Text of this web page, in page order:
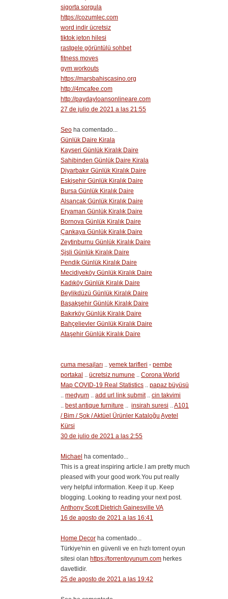
sigorta sorgula
https://cozumlec.com
word indir ücretsiz
tiktok jeton hilesi
rastgele görüntülü sohbet
fitness moves
gym workouts
https://marsbahiscasino.org
http://4mcafee.com
http://paydayloansonlineare.com
27 de julio de 2021 a las 21:55
Seo ha comentado...
Günlük Daire Kirala
Kayseri Günlük Kiralık Daire
Sahibinden Günlük Daire Kirala
Diyarbakır Günlük Kiralık Daire
Eskişehir Günlük Kiralık Daire
Bursa Günlük Kiralık Daire
Alsancak Günlük Kiralık Daire
Eryaman Günlük Kiralık Daire
Bornova Günlük Kiralık Daire
Çankaya Günlük Kiralık Daire
Zeytinburnu Günlük Kiralık Daire
Şişli Günlük Kiralık Daire
Pendik Günlük Kiralık Daire
Mecidiyeköy Günlük Kiralık Daire
Kadıköy Günlük Kiralık Daire
Beylikdüzü Günlük Kiralık Daire
Başakşehir Günlük Kiralık Daire
Bakırköy Günlük Kiralık Daire
Bahçelievler Günlük Kiralık Daire
Ataşehir Günlük Kiralık Daire
cuma mesajları yemek tarifleri - pembe
portakal
ücretsiz numune
Corona World
Map COVID-19 Real Statistics
papaz büyüsü
medyum add url link submit.. cin takvimi
best antique furniture insirah suresi
A101
/ Bim / Şok / Aktüel Ürünler Kataloğu Ayetel
Kürsi
30 de julio de 2021 a las 2:55
Michael ha comentado...
This is a great inspiring article.I am pretty much
pleased with your good work.You put really
very helpful information. Keep it up. Keep
blogging. Looking to reading your next post.
Anthony Scott Dietrich Gainesville VA
16 de agosto de 2021 a las 16:41
Home Decor ha comentado...
Türkiye'nin en güvenli ve en hızlı torrent oyun
sitesi olan https://torrentoyunum.com herkes
davetlidir.
25 de agosto de 2021 a las 19:42